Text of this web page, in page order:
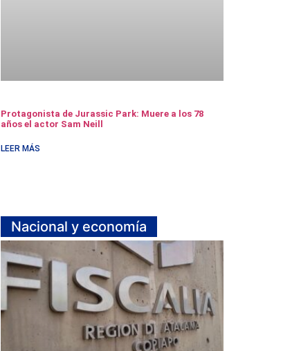
Protagonista de Jurassic Park: Muere a los 78
años el actor Sam Neill
LEER MÁS
Nacional y economía